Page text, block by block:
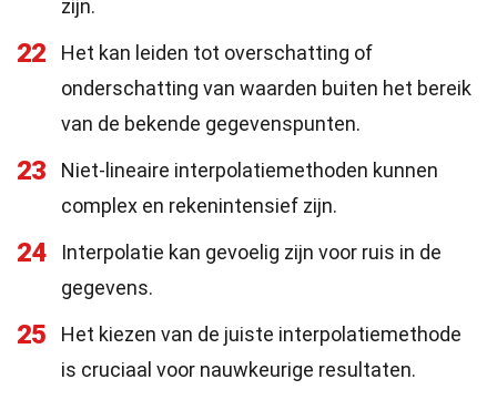
zijn.
22
Het kan leiden tot overschatting of
onderschatting van waarden buiten het bereik
van de bekende gegevenspunten.
23
Niet-lineaire interpolatiemethoden kunnen
complex en rekenintensief zijn.
24
Interpolatie kan gevoelig zijn voor ruis in de
gegevens.
25
Het kiezen van de juiste interpolatiemethode
is cruciaal voor nauwkeurige resultaten.